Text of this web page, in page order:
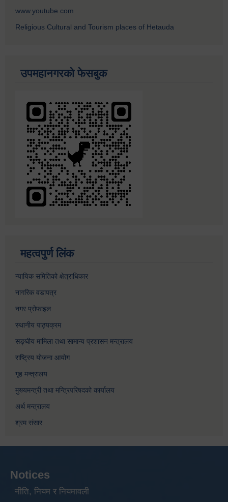
www.youtube.com
Religious Cultural and Tourism places of Hetauda
उपमहानगरको फेसबुक
महत्वपुर्ण लिंक
न्यायिक समितिको क्षेत्राधिकार
नागरिक वडापत्र
नगर प्रोफाइल
स्थानीय पाठ्यक्रम
सङ्घीय मामिला तथा सामान्य प्रशासन मन्त्रालय
राष्ट्रिय योजना आयोग
गृह मन्त्रालय
मुख्यमन्त्री तथा मन्त्रिपरिषदको कार्यालय
अर्थ मन्त्रालय
श्रम संसार
Notices
नीति, नियम र नियमावली